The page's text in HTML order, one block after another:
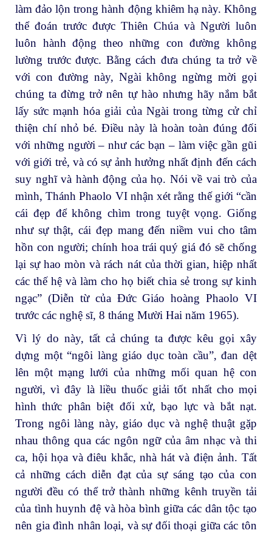
làm đảo lộn trong hành động khiêm hạ này. Không
thể đoán trước được Thiên Chúa và Người luôn
luôn hành động theo những con đường không
lường trước được. Bằng cách đưa chúng ta trở về
với con đường này, Ngài không ngừng mời gọi
chúng ta đừng trở nên tự hào nhưng hãy nắm bắt
lấy sức mạnh hóa giải của Ngài trong từng cử chỉ
thiện chí nhỏ bé. Điều này là hoàn toàn đúng đối
với những người – như các bạn – làm việc gần gũi
với giới trẻ, và có sự ảnh hưởng nhất định đến cách
suy nghĩ và hành động của họ. Nói về vai trò của
mình, Thánh Phaolo VI nhận xét rằng thế giới “cần
cái đẹp để không chìm trong tuyệt vọng. Giống
như sự thật, cái đẹp mang đến niềm vui cho tâm
hồn con người; chính hoa trái quý giá đó sẽ chống
lại sự hao mòn và rách nát của thời gian, hiệp nhất
các thế hệ và làm cho họ biết chia sẻ trong sự kinh
ngạc” (Diễn từ của Đức Giáo hoàng Phaolo VI
trước các nghệ sĩ, 8 tháng Mười Hai năm 1965).
Vì lý do này, tất cả chúng ta được kêu gọi xây
dựng một “ngôi làng giáo dục toàn cầu”, đan dệt
lên một mạng lưới của những mối quan hệ con
người, vì đây là liều thuốc giải tốt nhất cho mọi
hình thức phân biệt đối xử, bạo lực và bắt nạt.
Trong ngôi làng này, giáo dục và nghệ thuật gặp
nhau thông qua các ngôn ngữ của âm nhạc và thi
ca, hội họa và điêu khắc, nhà hát và điện ảnh. Tất
cả những cách diễn đạt của sự sáng tạo của con
người đều có thể trở thành những kênh truyền tải
của tình huynh đệ và hòa bình giữa các dân tộc tạo
nên gia đình nhân loại, và sự đối thoại giữa các tôn